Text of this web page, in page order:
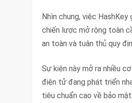
Nhìn chung, việc
chiến lược mở rộng toàn
an toàn và tuân thủ quy
Sự kiện này mở ra nhiều
điện tử đang phát triển
tiêu chuẩn cao về bảo